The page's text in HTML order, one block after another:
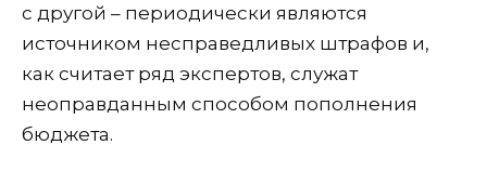
с другой – периодически являются
источником несправедливых штрафов и,
как считает ряд экспертов, служат
неоправданным способом пополнения
бюджета.